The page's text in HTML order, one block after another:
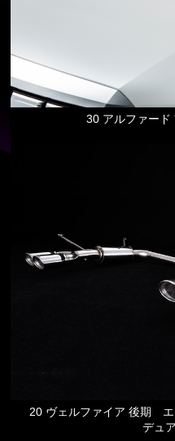
30 アルファード
20 ヴェルファイア 後期
デュ